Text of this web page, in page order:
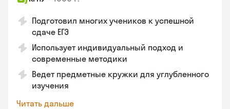
Подготовил многих учеников к успешной
сдаче ЕГЭ
Использует индивидуальный подход и
современные методики
Ведет предметные кружки для углубленного
изучения
Читать дальше